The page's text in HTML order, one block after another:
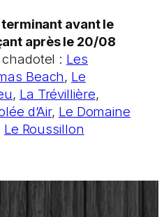
avant le
après le 20/08
: Les
Beach, Le
, La Trévillière,
d’Air, Le Domaine
Le Roussillon